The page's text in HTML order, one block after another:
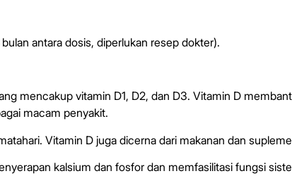
antara dosis, diperlukan resep dokter).
mencakup vitamin D1, D2, dan D3. Vitamin D
macam penyakit.
Vitamin D juga dicerna dari makanan dan
kalsium dan fosfor dan memfasilitasi fungsi